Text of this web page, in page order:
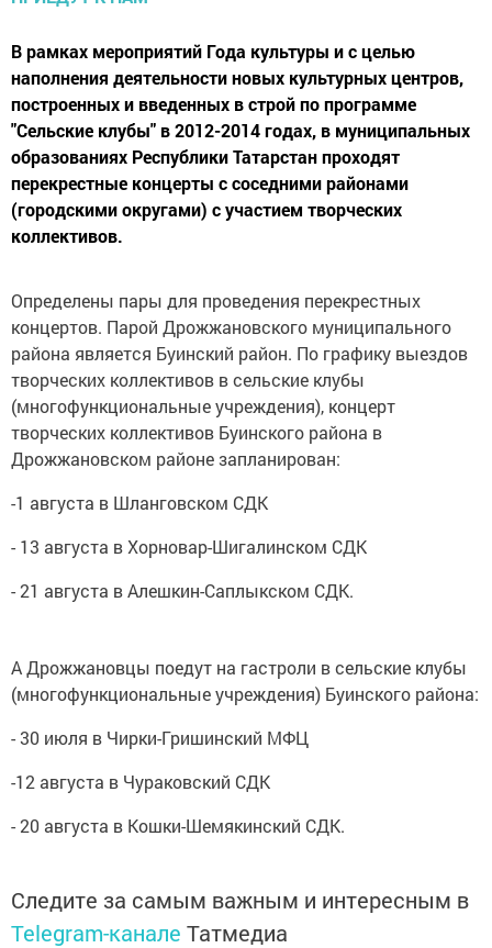
В рамках мероприятий Года культуры и с целью
наполнения деятельности новых культурных центров,
построенных и введенных в строй по программе
"Сельские клубы" в 2012-2014 годах, в муниципальных
образованиях Республики Татарстан проходят
перекрестные концерты с соседними районами
(городскими округами) с участием творческих
коллективов.
Определены пары для проведения перекрестных
концертов. Парой Дрожжановского муниципального
района является Буинский район. По графику выездов
творческих коллективов в сельские клубы
(многофункциональные учреждения), концерт
творческих коллективов Буинского района в
Дрожжановском районе запланирован:
-1 августа в Шланговском СДК
- 13 августа в Хорновар-Шигалинском СДК
- 21 августа в Алешкин-Саплыкском СДК.
А Дрожжановцы поедут на гастроли в сельские клубы
(многофункциональные учреждения) Буинского района:
- 30 июля в Чирки-Гришинский МФЦ
-12 августа в Чураковский СДК
- 20 августа в Кошки-Шемякинский СДК.
Следите за самым важным и интересным в
Telegram-канале Татмедиа